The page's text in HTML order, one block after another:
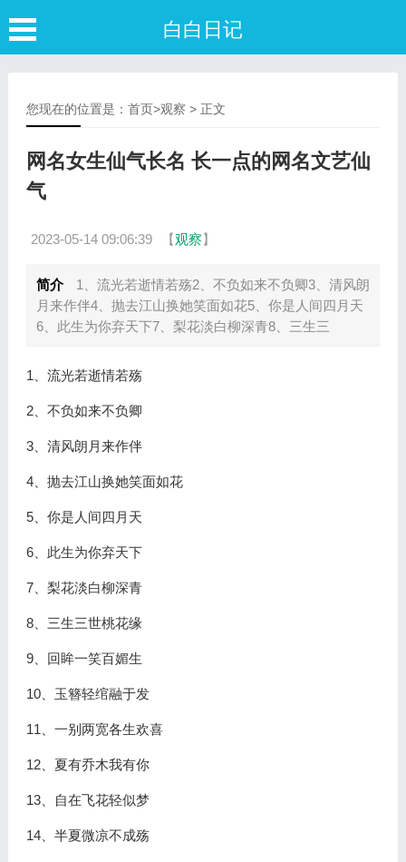
白白日记
您现在的位置是： 首页>观察 > 正文
网名女生仙气长名 长一点的网名文艺仙
气
2023-05-14 09:06:39 【观察】
简介
1、流光若逝情若殇2、不负如来不负卿3、清风朗
月来作伴4、抛去江山换她笑面如花5、你是人间四月天
6、此生为你弃天下7、梨花淡白柳深青8、三生三
1、流光若逝情若殇
2、不负如来不负卿
3、清风朗月来作伴
4、抛去江山换她笑面如花
5、你是人间四月天
6、此生为你弃天下
7、梨花淡白柳深青
8、三生三世桃花缘
9、回眸一笑百媚生
10、玉簪轻绾融于发
11、一别两宽各生欢喜
12、夏有乔木我有你
13、自在飞花轻似梦
14、半夏微凉不成殇